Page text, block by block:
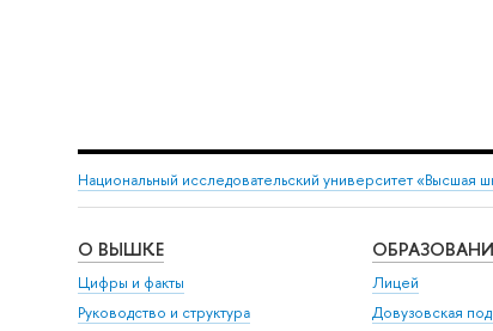
Национальный исследовательский университет «Высшая
О ВЫШКЕ
Цифры и факты
Руководство и структура
Лицей
Довузовская